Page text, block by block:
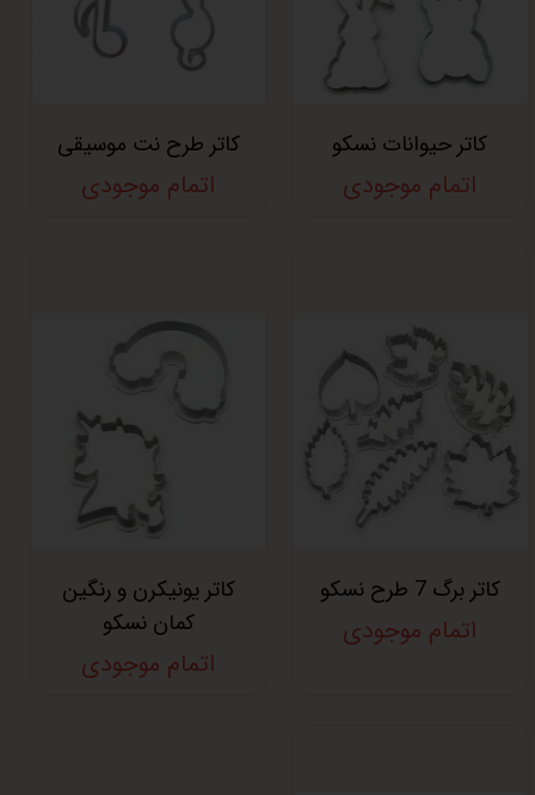
کاتر حیوانات نسکو
اتمام موجودی
کاتر طرح نت موسیقی
اتمام موجودی
کاتر برگ 7 طرح نسکو
اتمام موجودی
کاتر یونیکرن و رنگین
کمان نسکو
اتمام موجودی